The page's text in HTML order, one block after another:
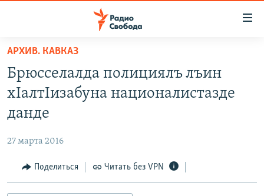
упрощенного
доступа
Вернуться
основному
Вернутся
ПОДКАСТЫ
АВТОРСКИЕ ПРОЕКТЫ
МНЕНИЯ
КУЛЬТУРА
АРХИВ. КАВКАЗ
Брюсселалда полициялъ лъин
хIалтIизабуна националистазде
данде
27 марта 2016
Поделиться Читать без VPN